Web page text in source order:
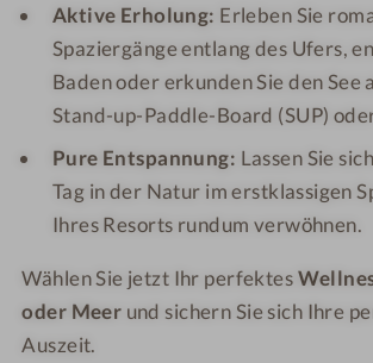
Aktive Erholung: Erleben Sie
Spaziergänge entlang des Ufers,
Baden oder erkunden Sie den See
Stand-up-Paddle-Board (SUP)
Pure Entspannung: Lassen Sie
Tag in der Natur im erstklassigen
Ihres Resorts rundum verwöhnen.
Wählen Sie jetzt Ihr perfektes
oder Meer und sichern Sie sich Ihre
Auszeit.